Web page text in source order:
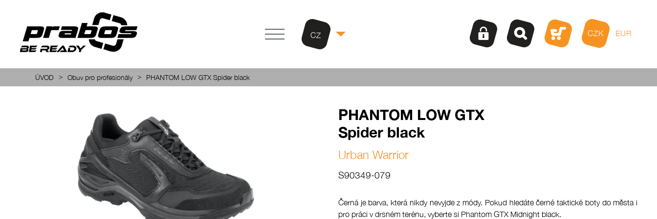
CZ CZK EUR
ÚVOD > Obuv pro profesionály > PHANTOM LOW GTX Spider black
PHANTOM LOW GTX
Spider black
Urban Warrior
S90349-079
Černá je barva, která nikdy nevyjde z módy. Pokud hledáte černé taktické boty do města i
pro práci v drsném terénu, vyberte si Phantom GTX Midnight black.